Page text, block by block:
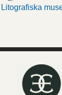
Litografiska